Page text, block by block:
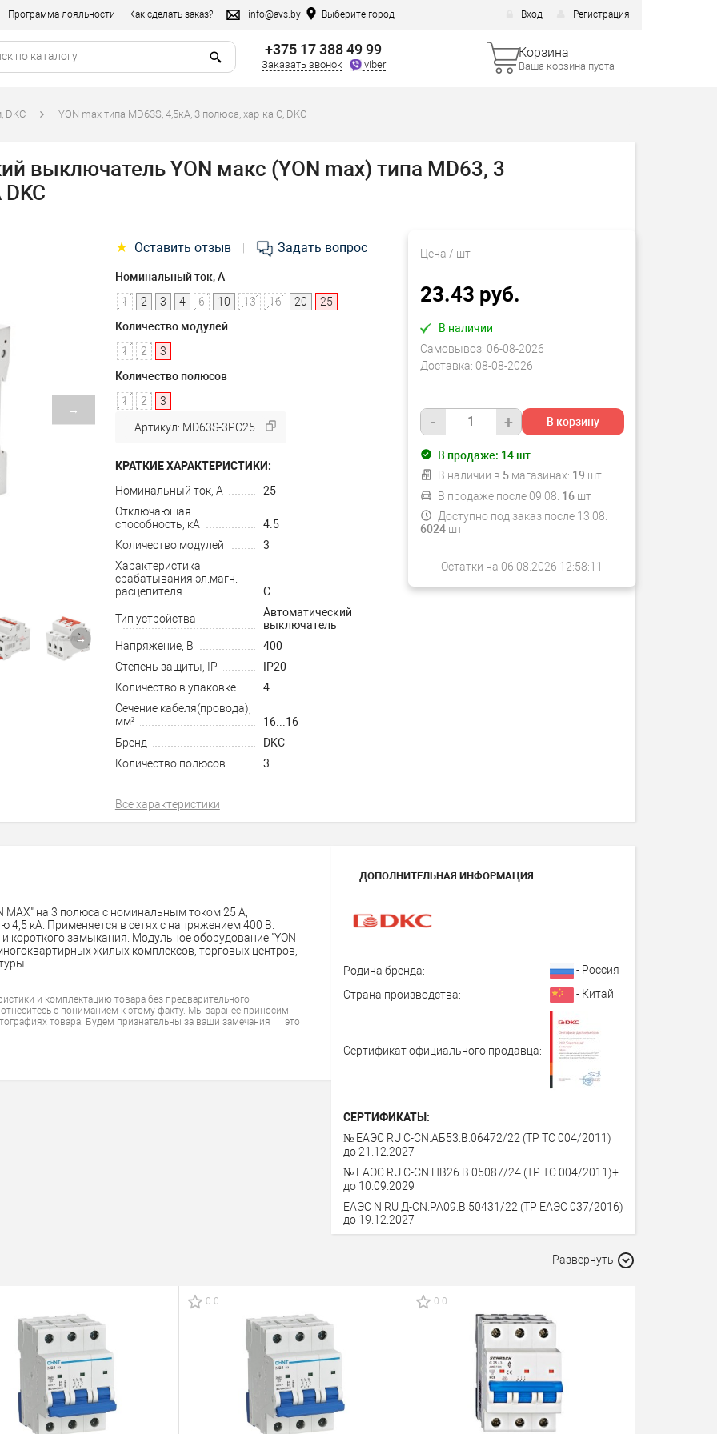
Программа лояльности Как сделать заказ? info@avs.by Выберите город Вход Регистрация
+375 17 388 49 99
Заказать звонок viber
Корзина
Ваша корзина пуста
DKC YON max типа MD63S, 4,5кА, 3 полюса, хар-ка C, DKC
выключатель YON макс (YON max) типа MD63, 3
→
→
Цена / шт
23.43 руб.
В наличии
Самовывоз: 06-08-2026
Доставка: 08-08-2026
- + В корзину
В продаже: 14 шт
В наличии в 5 магазинах: 19 шт
В продаже после 09.08: 16 шт
Доступно под заказ после 13.08:
6024шт
Остатки на 06.08.2026 12:58:11
★ Оставить отзыв Задать вопрос
Номинальный ток, А
1
2 3 4 6 10 13 16 20
25
Количество модулей
1
2
3
Количество полюсов
1
2 3
Артикул: MD63S-3PC25
КРАТКИЕ ХАРАКТЕРИСТИКИ:
Номинальный ток, А
25
Отключающая
способность, кА
4.5
Количество модулей
3
Характеристика
срабатывания эл.магн.
расцепителя
C
Тип устройства
Автоматический
выключатель
Напряжение, В
400
Степень защиты, IP
IP20
Количество в упаковке
4
Сечение кабеля(провода),
мм²
16...16
Бренд
DKC
Количество полюсов
3
Все характеристики
на 3 полюса с номинальным током 25 А,
4,5 кА. Применяется в сетях с напряжением 400 В.
короткого замыкания. Модульное оборудование "YON
жилых комплексов, торговых центров,
и комплектацию товара без предварительного
с пониманием к этому факту. Мы заранее приносим
товара. Будем признательны за ваши замечания — это
ДОПОЛНИТЕЛЬНАЯ ИНФОРМАЦИЯ
Родина бренда:
- Россия
Страна производства:
- Китай
Сертификат официального продавца:
СЕРТИФИКАТЫ:
№ ЕАЭС RU С-СN.АБ53.В.06472/22 (ТР ТС 004/2011)
до 21.12.2027
№ ЕАЭС RU С-СN.НВ26.В.05087/24 (ТР ТС 004/2011)+
до 10.09.2029
ЕАЭС N RU Д-CN.PA09.B.50431/22 (ТР ЕАЭС 037/2016)
до 19.12.2027
Развернуть
0.0 0.0